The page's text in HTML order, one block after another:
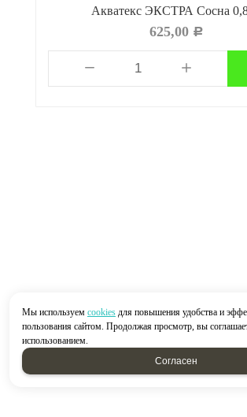
Акватекс ЭКСТРА Сосна
625,00 Р
Мы используем cookies для повышения удобства и
пользования сайтом. Продолжая просмотр, вы
использованием.
Согласен